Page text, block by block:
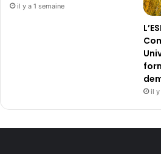
il y a 1 semaine
il y